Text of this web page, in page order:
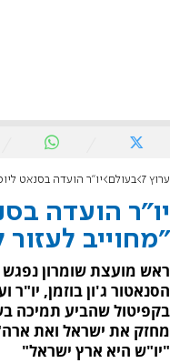
ערוץ 7 בעולם יו"ר הועדה בסנאט
יו"ר הועדה
"מחוייב
ראש מועצת שומרון נפגש
הסנאטור ג'ון בוזמן,
בקפיטול שהביע תמיכה
מחזק את ישראל ואת
"יו"ש היא ארץ ישראל"